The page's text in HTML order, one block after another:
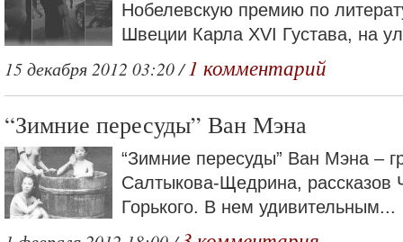
Нобелевскую премию по
Швеции Карла XVI Густава, на
15 декабря 2012 03:20 /1 комментарий
“Зимние пересуды” Ван Мэна
“Зимние пересуды” Ван Мэна –
Салтыкова-Щедрина, рассказов
Горького. В нем удивительным...